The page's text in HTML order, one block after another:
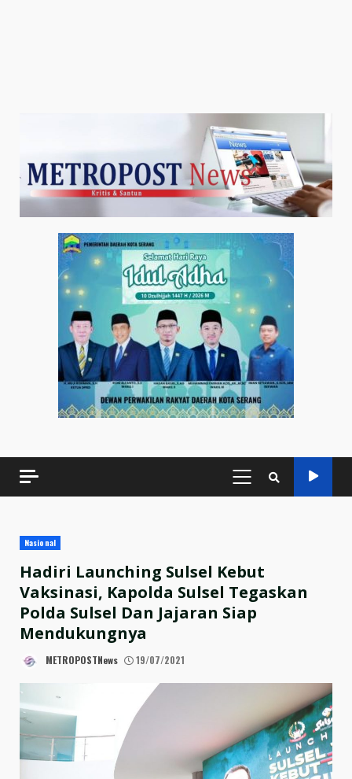
PRIMARY
MENU
Nasional
Hadiri Launching Sulsel Kebut
Vaksinasi, Kapolda Sulsel Tegaskan
Polda Sulsel Dan Jajaran Siap
Mendukungnya
METROPOSTNews 19/07/2021